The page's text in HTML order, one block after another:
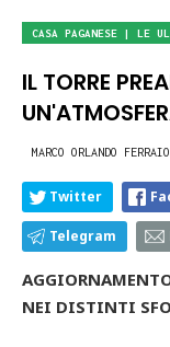
CASA PAGANESE | LE
IL TORRE
MARCO ORLANDO
Twitter
Telegram
NEI DISTINTI